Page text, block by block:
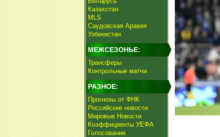
Казахстан
MLS
Саудовская Аравия
Узбекистан
МЕЖСЕЗОНЬЕ:
Трансферы
Контрольные матчи
РАЗНОЕ:
Прогнозы от ФНК
Российские новости
Мировые Новости
Коэффициенты УЕФА
Голосование